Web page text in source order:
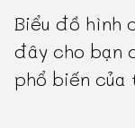
Biểu đồ hình
đây cho bạn
phổ biến của